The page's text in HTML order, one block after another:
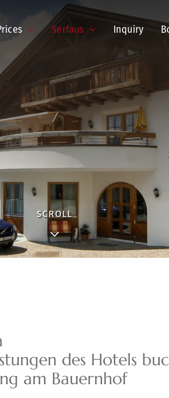
Serfaus Inquiry
SCROLL
des Hotels
am Bauernhof